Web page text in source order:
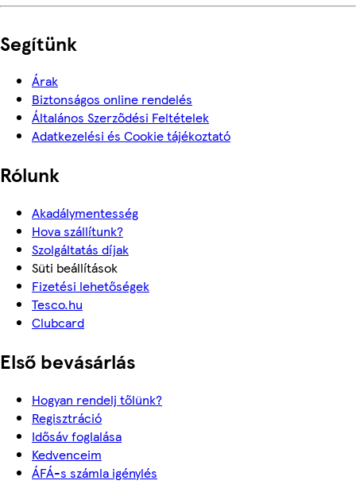
Segítünk
Árak
Biztonságos online rendelés
Általános Szerződési Feltételek
Adatkezelési és Cookie tájékoztató
Rólunk
Akadálymentesség
Hova szállítunk?
Szolgáltatás díjak
Süti beállítások
Fizetési lehetőségek
Tesco.hu
Clubcard
Első bevásárlás
Hogyan rendelj tőlünk?
Regisztráció
Idősáv foglalása
Kedvenceim
ÁFÁ-s számla igénylés